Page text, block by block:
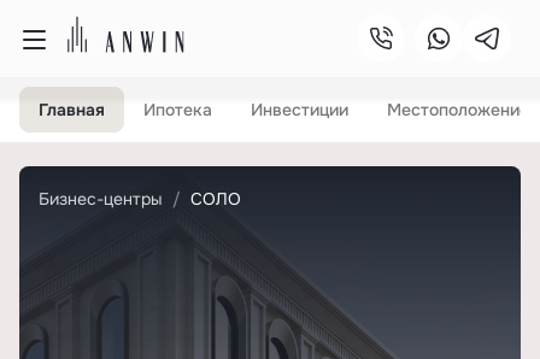
Главная Ипотека Инвестиции Местоположение
Бизнес-центры СОЛО